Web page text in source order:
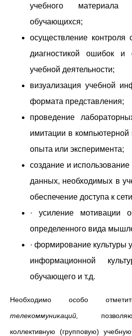
учебного материала
обучающихся;
осуществление контроля
диагностикой ошибок и
учебной деятельности;
визуализация учебной
формата представления;
проведение
имитации в компьютерной
опыта или эксперимента;
создание и
данных, необходимых в
обеспечение доступа к
· усиление мотивации
определенного вида
· формирование культуры
информационной
обучающего и т.д.
Необходимо особо
телекоммуникаций,
коллективную (групповую)